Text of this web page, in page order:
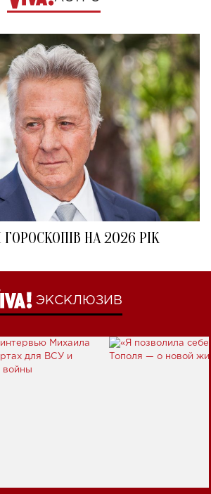
ГОРОСКОПІВ НА 2026 РІК
ЭКСКЛЮЗИВ